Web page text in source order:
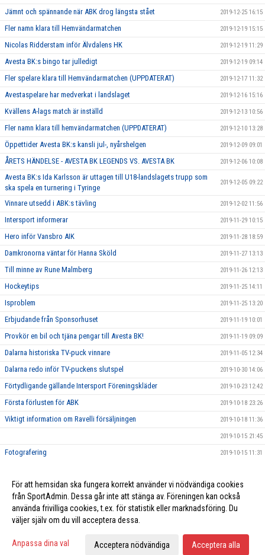
Jämnt och spännande när ABK drog längsta stået 2019-12-25 16:15
Fler namn klara till Hemvändarmatchen 2019-12-19 15:15
Nicolas Ridderstam inför Älvdalens HK 2019-12-19 11:29
Avesta BK:s bingo tar julledigt 2019-12-19 09:14
Fler spelare klara till Hemvändarmatchen (UPPDATERAT) 2019-12-17 11:32
Avestaspelare har medverkat i landslaget 2019-12-16 15:16
Kvällens A-lags match är inställd 2019-12-13 10:56
Fler namn klara till hemvändarmatchen (UPPDATERAT) 2019-12-10 13:28
Öppettider Avesta BK:s kansli jul-, nyårshelgen 2019-12-09 09:01
ÅRETS HÄNDELSE - AVESTA BK LEGENDS VS. AVESTA BK 2019-12-06 10:08
Avesta BK:s Ida Karlsson är uttagen till U18-landslagets trupp som
ska spela en turnering i Tyringe
2019-12-05 09:22
Vinnare utsedd i ABK:s tävling 2019-12-02 11:56
Intersport informerar 2019-11-29 10:15
Hero inför Vansbro AIK 2019-11-28 18:59
Damkronorna väntar för Hanna Sköld 2019-11-27 13:13
Till minne av Rune Malmberg 2019-11-26 12:13
Hockeytips 2019-11-25 14:11
Isproblem 2019-11-25 13:20
Erbjudande från Sponsorhuset 2019-11-19 10:01
Provkör en bil och tjäna pengar till Avesta BK! 2019-11-19 09:09
Dalarna historiska TV-puck vinnare 2019-11-05 12:34
Dalarna redo inför TV-puckens slutspel 2019-10-30 14:06
Förtydligande gällande Intersport Föreningskläder 2019-10-23 12:42
Första förlusten för ABK 2019-10-18 23:26
Viktigt information om Ravelli försäljningen 2019-10-18 11:36
2019-10-15 21:45
Fotografering 2019-10-15 11:31
Parkering Avestavallen 2019-10-14 09:32
För att hemsidan ska fungera korrekt använder vi nödvändiga cookies
från SportAdmin. Dessa går inte att stänga av. Föreningen kan också
använda frivilliga cookies, t.ex. för statistik eller marknadsföring. Du
väljer själv om du vill acceptera dessa.
Anpassa dina val Acceptera nödvändiga Acceptera alla